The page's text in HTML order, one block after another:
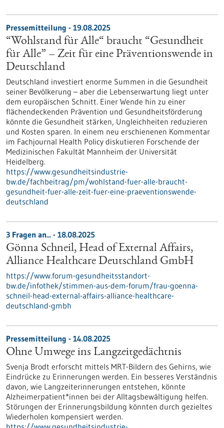
Pressemitteilung - 19.08.2025
“Wohlstand für Alle“ braucht “Gesundheit
für Alle” – Zeit für eine Präventionswende in
Deutschland
Deutschland investiert enorme Summen in die Gesundheit
seiner Bevölkerung – aber die Lebenserwartung liegt unter
dem europäischen Schnitt. Einer Wende hin zu einer
flächendeckenden Prävention und Gesundheitsförderung
könnte die Gesundheit stärken, Ungleichheiten reduzieren
und Kosten sparen. In einem neu erschienenen Kommentar
im Fachjournal Health Policy diskutieren Forschende der
Medizinischen Fakultät Mannheim der Universität
Heidelberg.
https://www.gesundheitsindustrie-
bw.de/fachbeitrag/pm/wohlstand-fuer-alle-braucht-
gesundheit-fuer-alle-zeit-fuer-eine-praeventionswende-
deutschland
3 Fragen an... - 18.08.2025
Gönna Schneil, Head of External Affairs,
Alliance Healthcare Deutschland GmbH
https://www.forum-gesundheitsstandort-
bw.de/infothek/stimmen-aus-dem-forum/frau-goenna-
schneil-head-external-affairs-alliance-healthcare-
deutschland-gmbh
Pressemitteilung - 14.08.2025
Ohne Umwege ins Langzeitgedächtnis
Svenja Brodt erforscht mittels MRT-Bildern des Gehirns, wie
Eindrücke zu Erinnerungen werden. Ein besseres Verständnis
davon, wie Langzeiterinnerungen entstehen, könnte
Alzheimerpatient*innen bei der Alltagsbewältigung helfen.
Störungen der Erinnerungsbildung könnten durch gezieltes
Wiederholen kompensiert werden.